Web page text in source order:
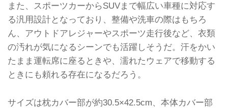
また、スポーツカーからSUVまで幅広い車種に対応す
る汎用設計となっており、整備や洗車の際はもちろ
ん、アウトドアレジャーやスポーツ走行後など、衣類
の汚れが気になるシーンでも活躍しそうだ。汗をかい
たまま運転席に座るときや、濡れたウェアで移動する
ときにも頼れる存在になるだろう。
サイズは枕カバー部が約30.5×42.5cm、本体カバー部